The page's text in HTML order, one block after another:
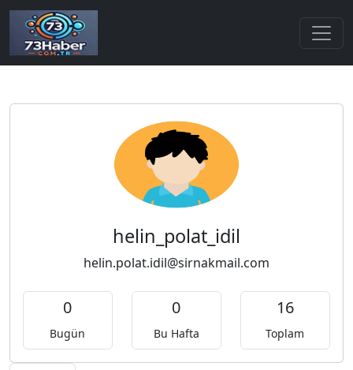
helin_polat_idil
helin.polat.idil@sirnakmail.com
0
Bugün
0
Bu Hafta
16
Toplam